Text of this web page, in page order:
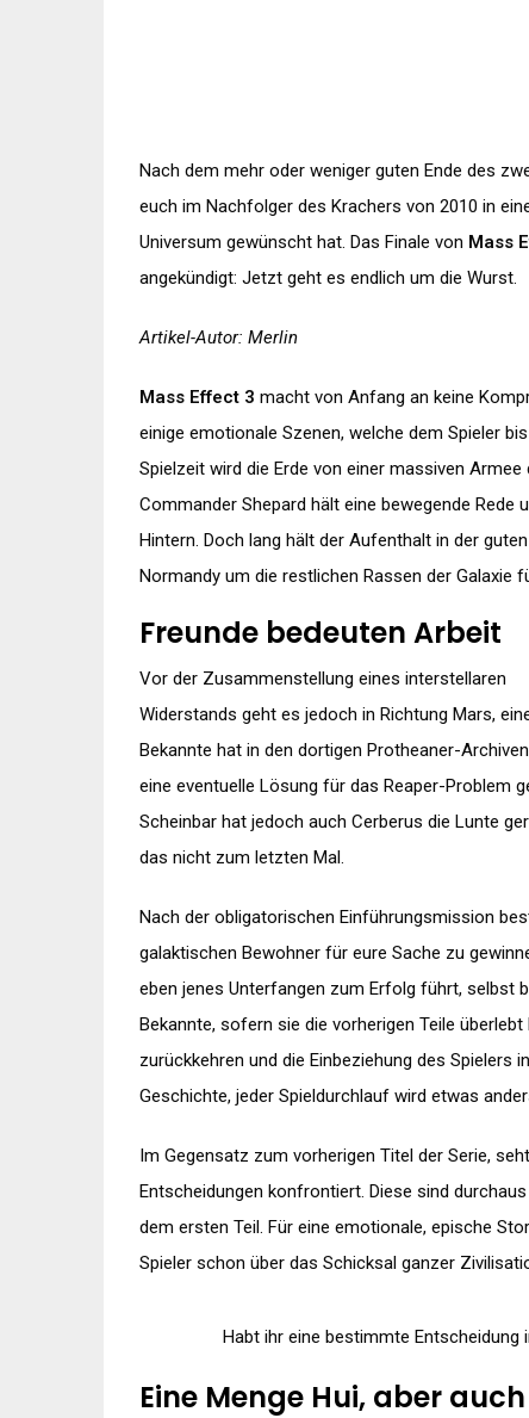
Nach dem mehr oder weniger guten Ende des
euch im Nachfolger des Krachers von 2010 in
Universum gewünscht hat. Das Finale von Mass
angekündigt: Jetzt geht es endlich um die Wurst.
Artikel-Autor: Merlin
Mass Effect 3 macht von Anfang an keine
einige emotionale Szenen, welche dem Spieler
Spielzeit wird die Erde von einer massiven
Commander Shepard hält eine bewegende
Hintern. Doch lang hält der Aufenthalt in der
Normandy um die restlichen Rassen der Galaxie
Freunde bedeuten Arbeit
Vor der Zusammenstellung eines interstellaren
Widerstands geht es jedoch in Richtung Mars,
Bekannte hat in den dortigen Protheaner-
eine eventuelle Lösung für das Reaper-Problem
Scheinbar hat jedoch auch Cerberus die Lunte
das nicht zum letzten Mal.
Nach der obligatorischen Einführungsmission
galaktischen Bewohner für eure Sache zu
eben jenes Unterfangen zum Erfolg führt, selbst
Bekannte, sofern sie die vorherigen Teile
zurückkehren und die Einbeziehung des Spielers
Geschichte, jeder Spieldurchlauf wird etwas
Im Gegensatz zum vorherigen Titel der Serie,
Entscheidungen konfrontiert. Diese sind
dem ersten Teil. Für eine emotionale, epische
Spieler schon über das Schicksal ganzer
Habt ihr eine bestimmte
Eine Menge Hui, aber